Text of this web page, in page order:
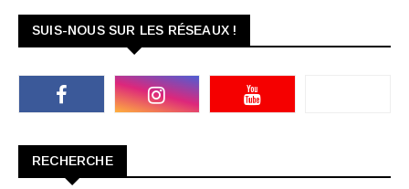
SUIS-NOUS SUR LES RÉSEAUX !
RECHERCHE